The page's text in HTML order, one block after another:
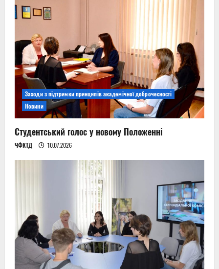
Заходи з підтримки принципів академічної доброчесності
Новини
Студентський голос у новому Положенні
ЧФКТД 10.07.2026